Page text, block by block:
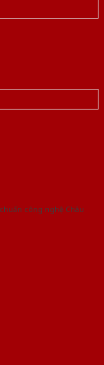
công nghệ Châu
tại Việt Nam!